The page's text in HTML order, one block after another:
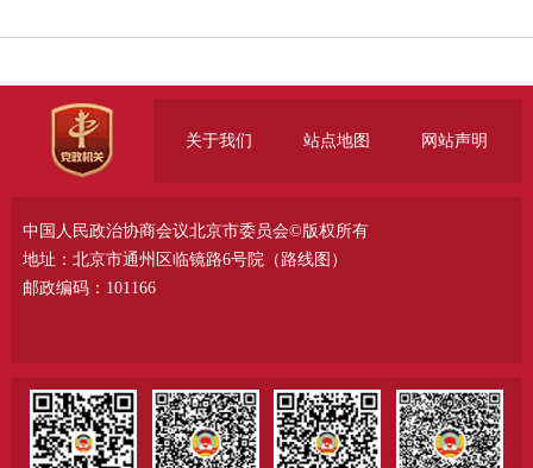
关于我们 站点地图 网站声明
中国人民政治协商会议北京市委员会©版权所有
地址：北京市通州区临镜路6号院（ 路线图 ）
邮政编码：101166